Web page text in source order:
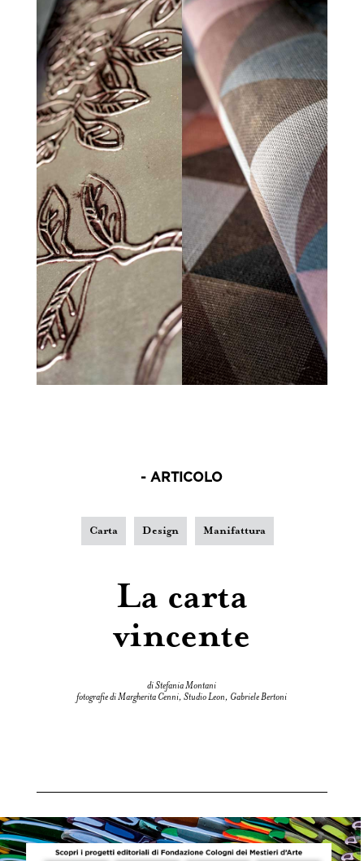
- ARTICOLO
Carta Design Manifattura
La carta
vincente
di Stefania Montani
fotografie di Margherita Cenni, Studio Leon, Gabriele Bertoni